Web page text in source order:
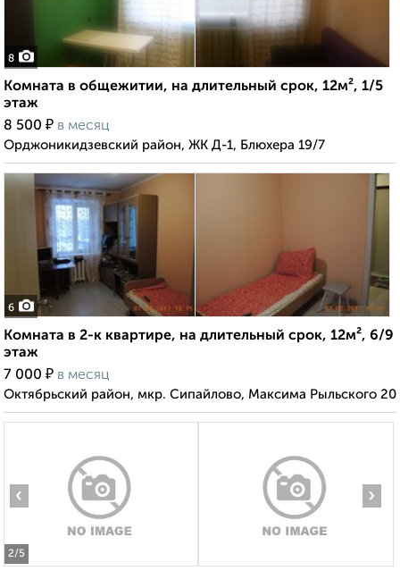
8
Комната в общежитии, на длительный срок, 12м², 1/5
этаж
8 500 ₽ в месяц
Орджоникидзевский район, ЖК Д-1, Блюхера 19/7
6
Комната в 2-к квартире, на длительный срок, 12м², 6/9
этаж
7 000 ₽ в месяц
Октябрьский район, мкр. Сипайлово, Максима Рыльского 20
2/5
‹ ›